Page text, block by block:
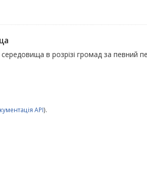
в розрізі громад за певний
API).